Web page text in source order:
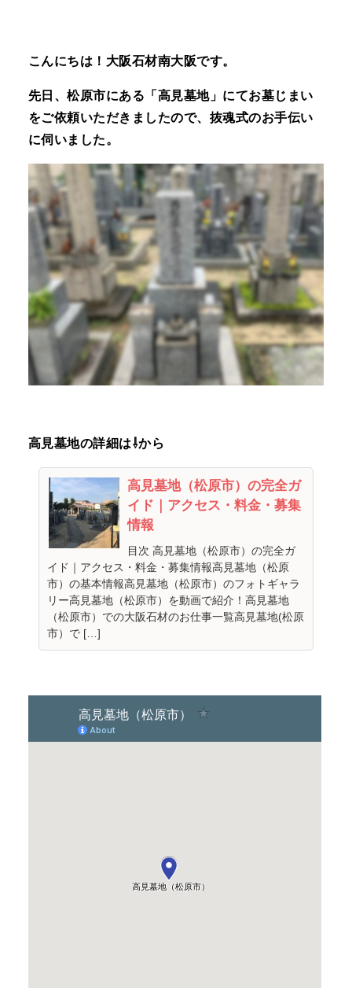
こんにちは！大阪石材南大阪です。
先日、松原市にある「高見墓地」にてお墓じまい
をご依頼いただきましたので、抜魂式のお手伝い
に伺いました。
高見墓地の詳細は⇩から
高見墓地（松原市）の完全ガ
イド｜アクセス・料金・募集
情報
目次 高見墓地（松原市）の完全ガ
イド｜アクセス・料金・募集情報高見墓地（松原
市）の基本情報高見墓地（松原市）のフォトギャラ
リー高見墓地（松原市）を動画で紹介！高見墓地
（松原市）での大阪石材のお仕事一覧高見墓地(松原
市）で […]